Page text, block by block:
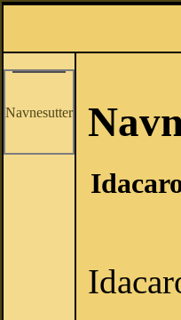
Navnesutter